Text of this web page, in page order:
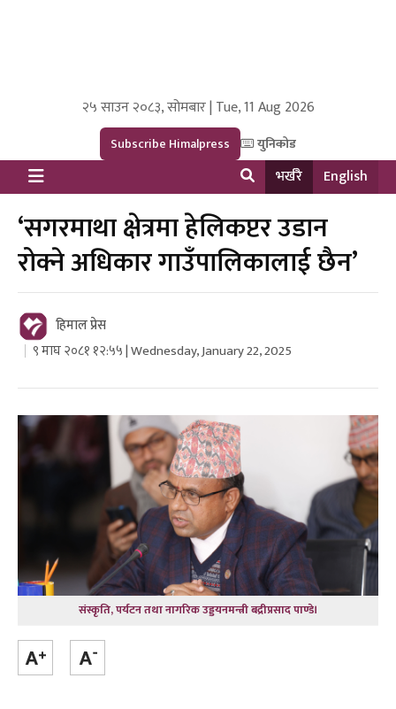
Himal Press
Dot NewsyNepal Media and Research Pvt Ltd.
२५ साउन २०८३, सोमबार | Tue, 11 Aug 2026
Subscribe Himalpress युनिकोड
भर्खरै English
‘सगरमाथा क्षेत्रमा हेलिकप्टर उडान
रोक्ने अधिकार गाउँपालिकालाई छैन’
हिमाल प्रेस
९ माघ २०८१ १२:५५ | Wednesday, January 22, 2025
संस्कृति, पर्यटन तथा नागरिक उड्डयनमन्त्री बद्रीप्रसाद पाण्डे।